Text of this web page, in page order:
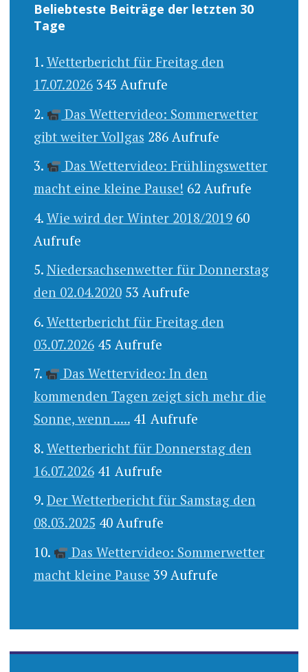
Beliebteste Beiträge der letzten 30
Tage
Wetterbericht für Freitag den
17.07.2026 343 Aufrufe
Das Wettervideo: Sommerwetter
gibt weiter Vollgas 286 Aufrufe
Das Wettervideo: Frühlingswetter
macht eine kleine Pause! 62 Aufrufe
Wie wird der Winter 2018/2019 60
Aufrufe
Niedersachsenwetter für Donnerstag
den 02.04.2020 53 Aufrufe
Wetterbericht für Freitag den
03.07.2026 45 Aufrufe
Das Wettervideo: In den
kommenden Tagen zeigt sich mehr die
Sonne, wenn ..... 41 Aufrufe
Wetterbericht für Donnerstag den
16.07.2026 41 Aufrufe
Der Wetterbericht für Samstag den
08.03.2025 40 Aufrufe
Das Wettervideo: Sommerwetter
macht kleine Pause 39 Aufrufe